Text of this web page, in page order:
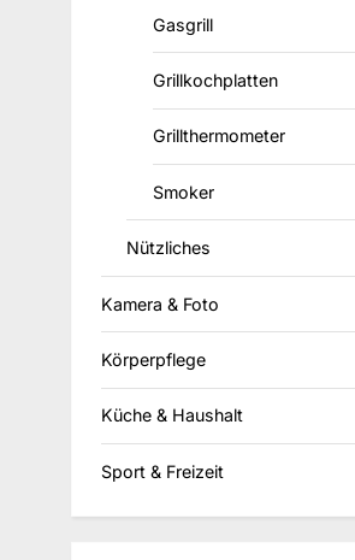
Gasgrill
Grillkochplatten
Grillthermometer
Smoker
Nützliches
Kamera & Foto
Körperpflege
Küche & Haushalt
Sport & Freizeit